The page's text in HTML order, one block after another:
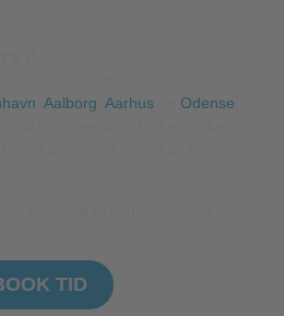
Aalborg Aarhus Odense
TID